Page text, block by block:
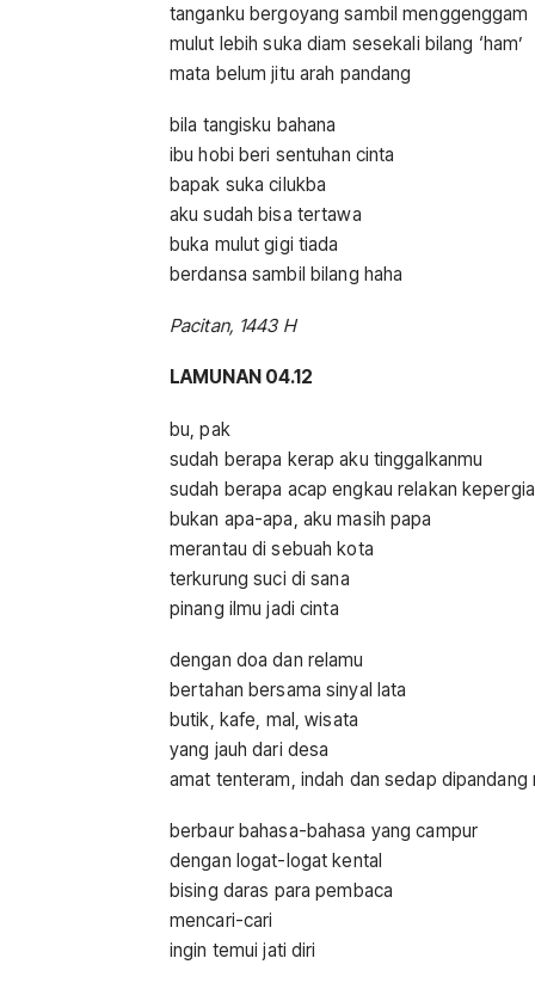
tanganku bergoyang sambil menggenggam
mulut lebih suka diam sesekali bilang ‘ham’
mata belum jitu arah pandang
bila tangisku bahana
ibu hobi beri sentuhan cinta
bapak suka cilukba
aku sudah bisa tertawa
buka mulut gigi tiada
berdansa sambil bilang haha
Pacitan, 1443 H
LAMUNAN 04.12
bu, pak
sudah berapa kerap aku tinggalkanmu
sudah berapa acap engkau relakan
bukan apa-apa, aku masih papa
merantau di sebuah kota
terkurung suci di sana
pinang ilmu jadi cinta
dengan doa dan relamu
bertahan bersama sinyal lata
butik, kafe, mal, wisata
yang jauh dari desa
amat tenteram, indah dan sedap dipandang
berbaur bahasa-bahasa yang campur
dengan logat-logat kental
bising daras para pembaca
mencari-cari
ingin temui jati diri